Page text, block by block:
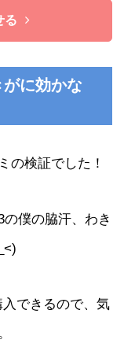
る
がに効かな
の検証でした！
僕の脇汗、わき
できるので、気